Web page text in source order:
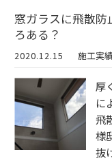
窓ガラスに飛散
ろある？
2020.12.15 施工実績
厚
に
飛
様
抜